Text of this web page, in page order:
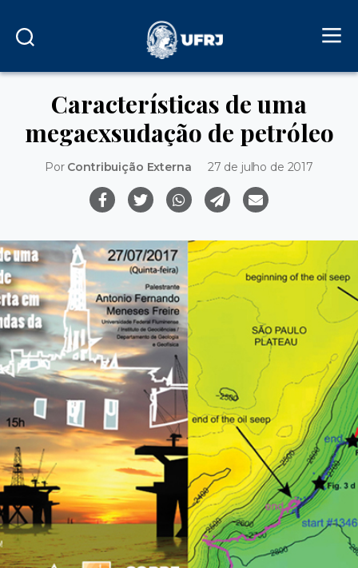
Características de uma
megaexsudação de petróleo
Por Contribuição Externa 27 de julho de 2017